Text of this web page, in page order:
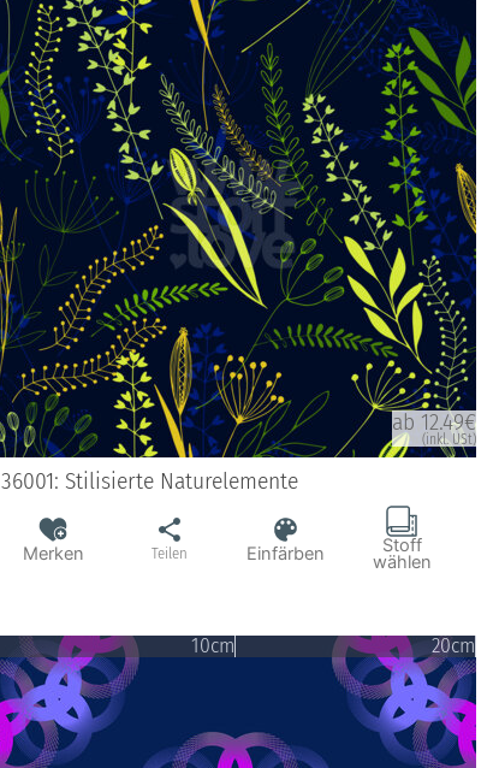
ab 12.49€
(inkl. USt)
36001: Stilisierte Naturelemente
Merken Teilen Einfärben Stoff
wählen
10cm 20cm